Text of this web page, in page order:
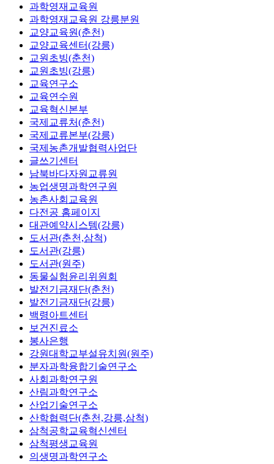
과학영재교육원
과학영재교육원 강릉분원
교양교육원(춘천)
교양교육센터(강릉)
교원초빙(춘천)
교원초빙(강릉)
교육연구소
교육연수원
교육혁신본부
국제교류처(춘천)
국제교류본부(강릉)
국제농촌개발협력사업단
글쓰기센터
남북바다자원교류원
농업생명과학연구원
농촌사회교육원
다전공 홈페이지
대관예약시스템(강릉)
도서관(춘천,삼척)
도서관(강릉)
도서관(원주)
동물실험윤리위원회
발전기금재단(춘천)
발전기금재단(강릉)
백령아트센터
보건진료소
봉사은행
강원대학교부설유치원(원주)
분자과학융합기술연구소
사회과학연구원
산림과학연구소
산업기술연구소
산학협력단(춘천,강릉,삼척)
삼척공학교육혁신센터
삼척평생교육원
의생명과학연구소